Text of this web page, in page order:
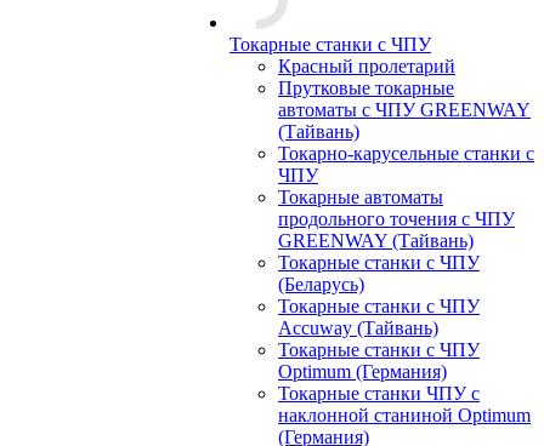
Токарные станки с ЧПУ
Красный пролетарий
Прутковые токарные
автоматы с ЧПУ GREENWAY
(Тайвань)
Токарно-карусельные станки с
ЧПУ
Токарные автоматы
продольного точения с ЧПУ
GREENWAY (Тайвань)
Токарные станки с ЧПУ
(Беларусь)
Токарные станки с ЧПУ
Accuway (Тайвань)
Токарные станки с ЧПУ
Optimum (Германия)
Токарные станки ЧПУ с
наклонной станиной Optimum
(Германия)